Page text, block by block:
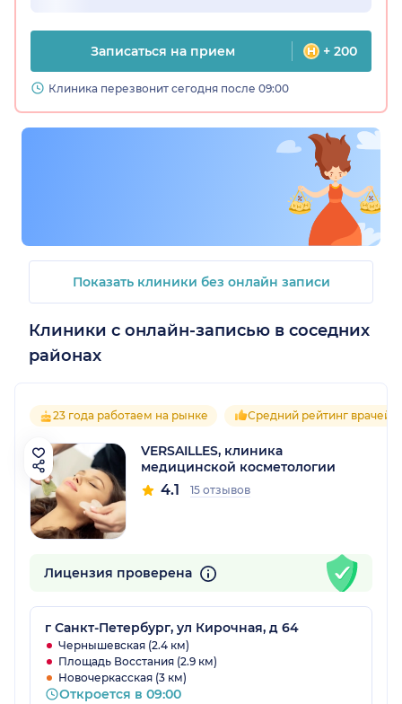
Записаться на прием + 200
Клиника перезвонит сегодня после 09:00
Показать клиники без онлайн записи
Клиники с онлайн-записью в соседних
районах
23 года работаем на рынке Средний рейтинг врачей
VERSAILLES, клиника
медицинской косметологии
4.1 15 отзывов
Лицензия проверена
г Санкт-Петербург, ул Кирочная, д 64
Чернышевская (2.4 км)
Площадь Восстания (2.9 км)
Новочеркасская (3 км)
Откроется в 09:00